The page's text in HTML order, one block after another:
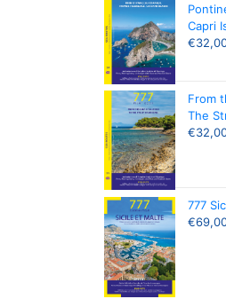
Capri
€
From
The
€
777
€